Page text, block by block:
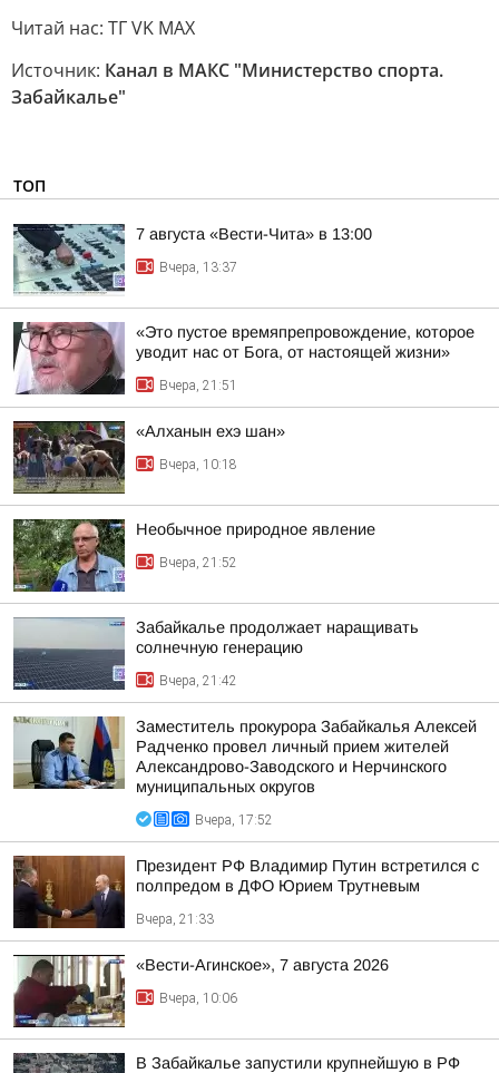
Читай нас: ТГ VK MAX
Источник: Канал в МАКС "Министерство спорта.
Забайкалье"
ТОП
7 августа «Вести-Чита» в 13:00
Вчера, 13:37
«Это пустое времяпрепровождение, которое
уводит нас от Бога, от настоящей жизни»
Вчера, 21:51
«Алханын ехэ шан»
Вчера, 10:18
Необычное природное явление
Вчера, 21:52
Забайкалье продолжает наращивать
солнечную генерацию
Вчера, 21:42
Заместитель прокурора Забайкалья Алексей
Радченко провел личный прием жителей
Александрово-Заводского и Нерчинского
муниципальных округов
Вчера, 17:52
Президент РФ Владимир Путин встретился с
полпредом в ДФО Юрием Трутневым
Вчера, 21:33
«Вести-Агинское», 7 августа 2026
Вчера, 10:06
В Забайкалье запустили крупнейшую в РФ